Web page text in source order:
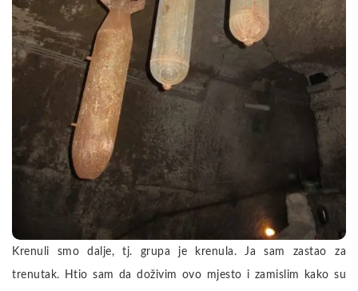
Krenuli smo dalje, tj. grupa je krenula. Ja sam zastao za
trenutak. Htio sam da doživim ovo mjesto i zamislim kako su